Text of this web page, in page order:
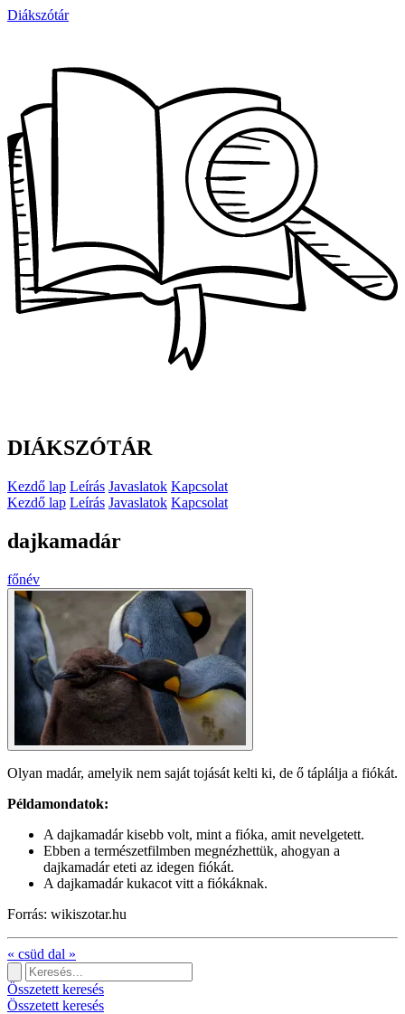
Diákszótár
DIÁKSZÓTÁR
Kezdő lap Leírás Javaslatok Kapcsolat
Kezdő lap Leírás Javaslatok Kapcsolat
dajkamadár
főnév
Olyan madár, amelyik nem saját tojását kelti ki, de ő táplálja a fiókát.
Példamondatok:
A dajkamadár kisebb volt, mint a fióka, amit nevelgetett.
Ebben a természetfilmben megnézhettük, ahogyan a
dajkamadár eteti az idegen fiókát.
A dajkamadár kukacot vitt a fiókáknak.
Forrás: wikiszotar.hu
« csüd dal »
Összetett keresés
Összetett keresés